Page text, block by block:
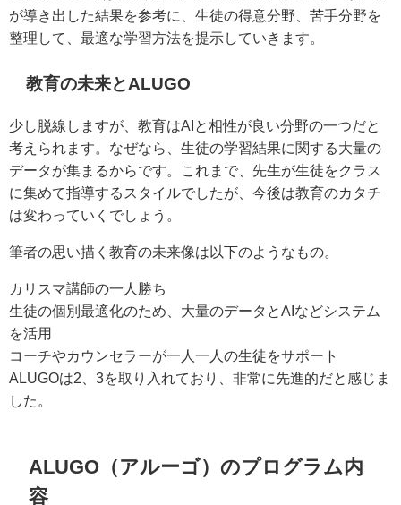
が導き出した結果を参考に、生徒の得意分野、苦手分野を
整理して、最適な学習方法を提示していきます。
教育の未来とALUGO
少し脱線しますが、教育はAIと相性が良い分野の一つだと
考えられます。なぜなら、生徒の学習結果に関する大量の
データが集まるからです。これまで、先生が生徒をクラス
に集めて指導するスタイルでしたが、今後は教育のカタチ
は変わっていくでしょう。
筆者の思い描く教育の未来像は以下のようなもの。
カリスマ講師の一人勝ち
生徒の個別最適化のため、大量のデータとAIなどシステム
を活用
コーチやカウンセラーが一人一人の生徒をサポート
ALUGOは2、3を取り入れており、非常に先進的だと感じま
した。
ALUGO（アルーゴ）のプログラム内
容